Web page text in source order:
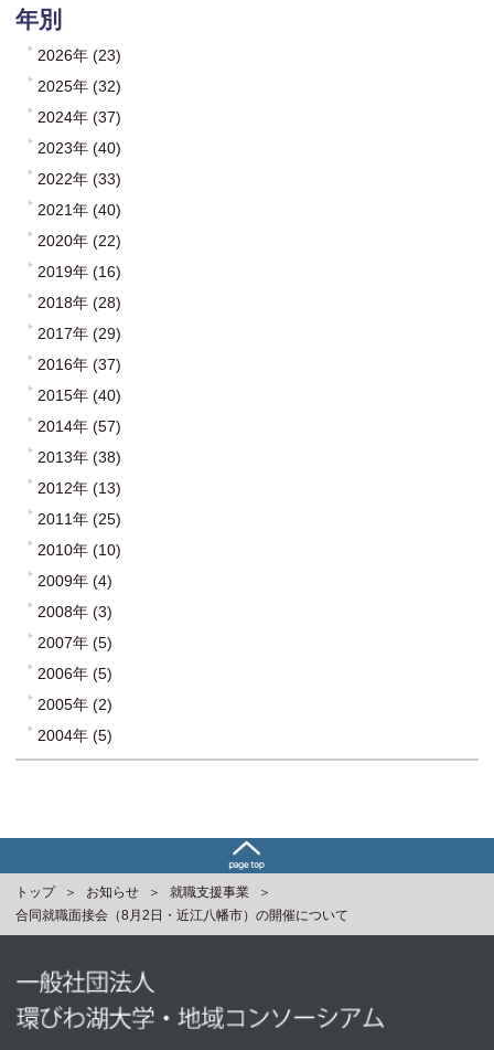
年別
2026年 (23)
2025年 (32)
2024年 (37)
2023年 (40)
2022年 (33)
2021年 (40)
2020年 (22)
2019年 (16)
2018年 (28)
2017年 (29)
2016年 (37)
2015年 (40)
2014年 (57)
2013年 (38)
2012年 (13)
2011年 (25)
2010年 (10)
2009年 (4)
2008年 (3)
2007年 (5)
2006年 (5)
2005年 (2)
2004年 (5)
トップ お知らせ
就職支援事業
合同就職面接会（8月2日・近江八幡市）の開催について